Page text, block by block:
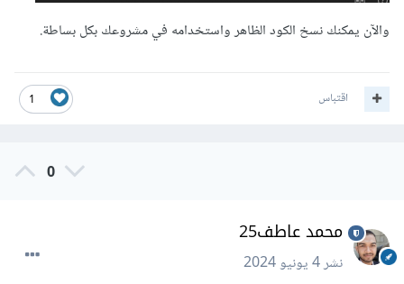
والآن يمكنك نسخ الكود الظاهر واستخدامه في مشروعك بكل بساطة.
1 اقتباس
0
محمد عاطف25
نشر4 يونيو 2024